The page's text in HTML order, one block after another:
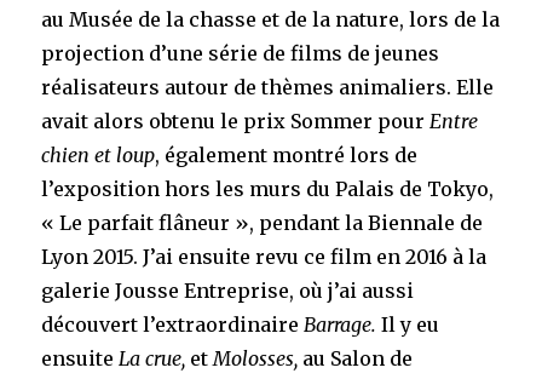
au Musée de la chasse et de la nature, lors de la
projection d’une série de films de jeunes
réalisateurs autour de thèmes animaliers. Elle
avait alors obtenu le prix Sommer pourEntre
chien et loup, également montré lors de
l’exposition hors les murs du Palais de Tokyo,
« Le parfait flâneur », pendant la Biennale de
Lyon 2015. J’ai ensuite revu ce film en 2016 à la
galerie Jousse Entreprise, où j’ai aussi
découvert l’extraordinaire Barrage.Il y eu
ensuiteLa crue, etMolosses, au Salon de